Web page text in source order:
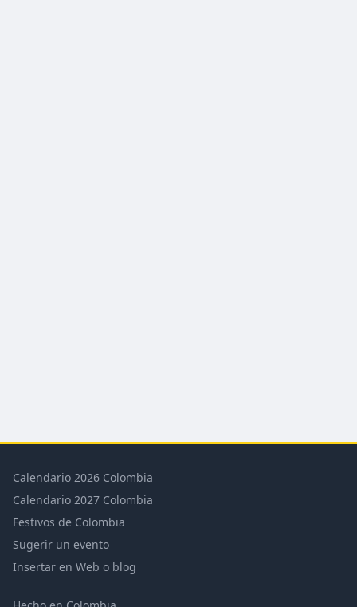
Calendario 2026 Colombia
Calendario 2027 Colombia
Festivos de Colombia
Sugerir un evento
Insertar en Web o blog